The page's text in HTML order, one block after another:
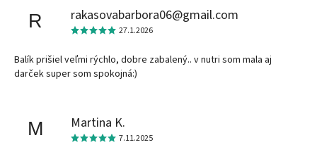
R rakasovabarbora06@gmail.com
27.1.2026
Balík prišiel veľmi rýchlo, dobre zabalený.. v nutri som mala aj
darček super som spokojná:)
M Martina K.
7.11.2025